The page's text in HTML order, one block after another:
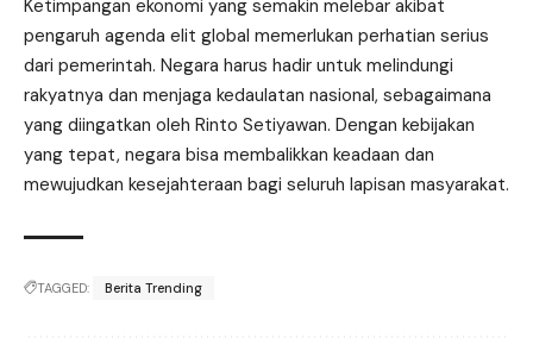
Ketimpangan ekonomi yang semakin melebar akibat
pengaruh agenda elit global memerlukan perhatian serius
dari pemerintah. Negara harus hadir untuk melindungi
rakyatnya dan menjaga kedaulatan nasional, sebagaimana
yang diingatkan oleh Rinto Setiyawan. Dengan kebijakan
yang tepat, negara bisa membalikkan keadaan dan
mewujudkan kesejahteraan bagi seluruh lapisan masyarakat.
TAGGED: Berita Trending